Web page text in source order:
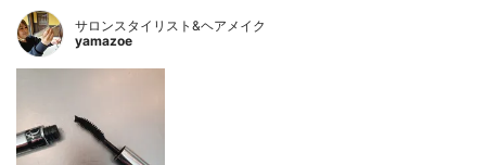
サロンスタイリスト&ヘアメイク
yamazoe